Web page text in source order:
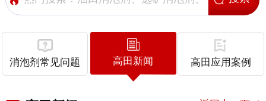
消泡剂常见问题 高田新闻 高田应用案例